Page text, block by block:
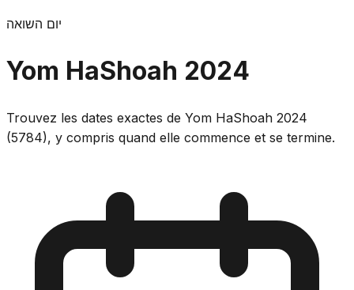
יום השואה
Yom HaShoah 2024
Trouvez les dates exactes de Yom HaShoah 2024
(5784), y compris quand elle commence et se termine.